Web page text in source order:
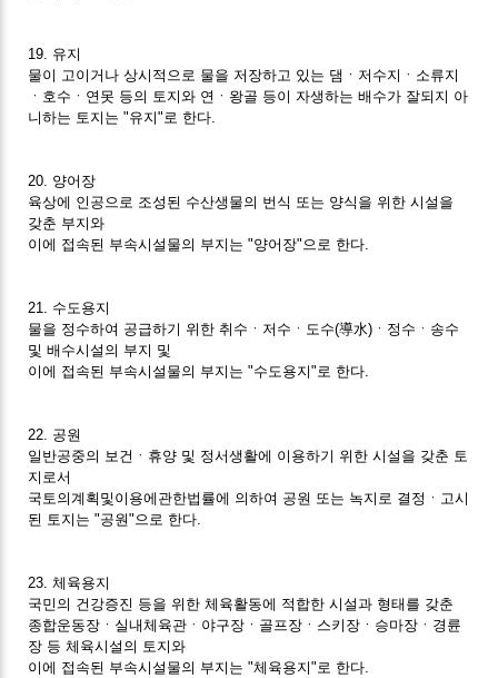
19. 유지
물이 고이거나 상시적으로 물을 저장하고 있는 댐ㆍ저수지ㆍ소류지
ㆍ호수ㆍ연못 등의 토지와 연ㆍ왕골 등이 자생하는 배수가 잘되지 아
니하는 토지는 "유지"로 한다.
20. 양어장
육상에 인공으로 조성된 수산생물의 번식 또는 양식을 위한 시설을
갖춘 부지와
이에 접속된 부속시설물의 부지는 "양어장"으로 한다.
21. 수도용지
물을 정수하여 공급하기 위한 취수ㆍ저수ㆍ도수(導水)ㆍ정수ㆍ송수
및 배수시설의 부지 및
이에 접속된 부속시설물의 부지는 "수도용지"로 한다.
22. 공원
일반공중의 보건ㆍ휴양 및 정서생활에 이용하기 위한 시설을 갖춘 토
지로서
국토의계획및이용에관한법률에 의하여 공원 또는 녹지로 결정ㆍ고시
된 토지는 "공원"으로 한다.
23. 체육용지
국민의 건강증진 등을 위한 체육활동에 적합한 시설과 형태를 갖춘
종합운동장ㆍ실내체육관ㆍ야구장ㆍ골프장ㆍ스키장ㆍ승마장ㆍ경륜
장 등 체육시설의 토지와
이에 접속된 부속시설물의 부지는 "체육용지"로 한다.